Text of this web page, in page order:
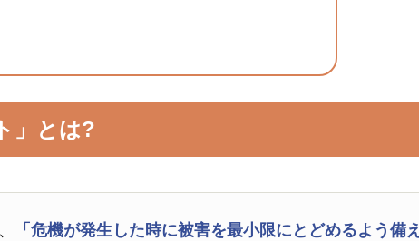
」とは?
「危機が発生した時に被害を最小限にとどめるよう備え